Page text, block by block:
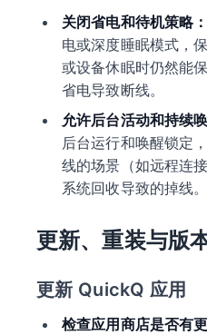
关闭省电和待机策略：
电或深度睡眠模式，
或设备休眠时仍然能
省电导致断线。
允许后台活动和持续
后台运行和唤醒锁定
线的场景（如远程连
系统回收导致的掉线。
更新、重装与版
更新 QuickQ 应用
检查应用商店是否有